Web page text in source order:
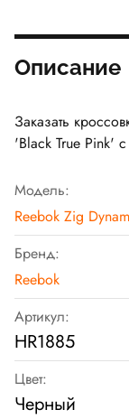
Описание
Заказать
'Black True Pink'
Модель:
Reebok Zig
Бренд:
Reebok
Артикул:
HR1885
Цвет:
Черный